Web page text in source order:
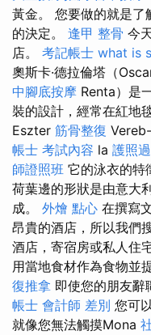
黃金。 您要做的就是了
的決定。 逢甲 整骨 今
店。 考記帳士 what is
奧斯卡·德拉倫塔（
中腳底按摩 Renta）是
裝的設計，經常在紅地
Eszter 筋骨整復
帳士 考試內容 la 護照
師證照班 它的泳衣的特
荷葉邊的形狀是由意大
成。 外燴 點心 在撰寫
昂貴的酒店，所以我們
酒店，寄宿房或私人住
用當地食材作為食物並
復推拿 即使您的朋友辭
帳士 會計師 差別 您可
就像您無法觸摸Mona